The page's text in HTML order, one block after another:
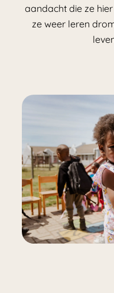
aandacht die ze
ze weer leren